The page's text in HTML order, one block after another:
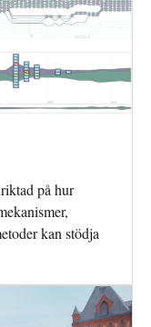
på hur
kan stödja